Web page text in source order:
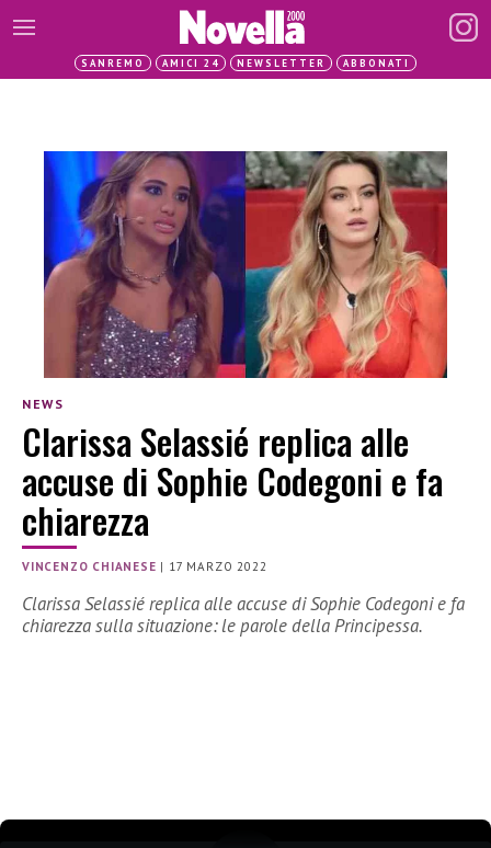
SANREMO AMICI 24 NEWSLETTER ABBONATI
NEWS
Clarissa Selassié replica alle
accuse di Sophie Codegoni e fa
chiarezza
VINCENZO CHIANESE | 17 MARZO 2022
Clarissa Selassié replica alle accuse di Sophie Codegoni e fa
chiarezza sulla situazione: le parole della Principessa.